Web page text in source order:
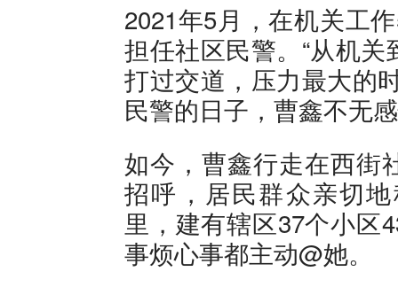
2021年5月，在机关工
担任社区民警。“从机
打过交道，压力最大的
民警的日子，曹鑫不无
如今，曹鑫行走在西街
招呼，居民群众亲切
里，建有辖区37个小区
事烦心事都主动@她。